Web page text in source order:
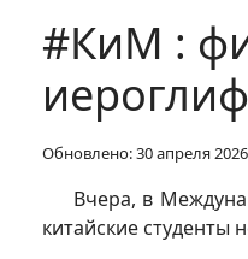
#КиМ :
Обновлено: 30 апреля 2026
Вчера, в
китайские студенты